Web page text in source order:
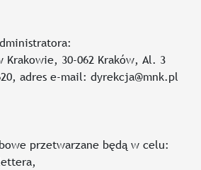
Krakowie, 30-062 Kraków, Al. 3
adres e-mail: dyrekcja@mnk.pl
przetwarzane będą w celu: